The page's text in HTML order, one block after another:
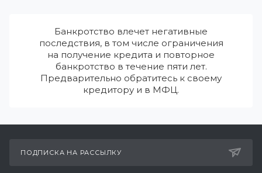
Банкротство влечет негативные
последствия, в том числе ограничения
на получение кредита и повторное
банкротство в течение пяти лет.
Предварительно обратитесь к своему
кредитору и в МФЦ.
ПОДПИСКА НА РАССЫЛКУ